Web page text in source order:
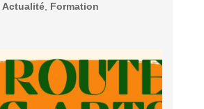
Actualité, Formation